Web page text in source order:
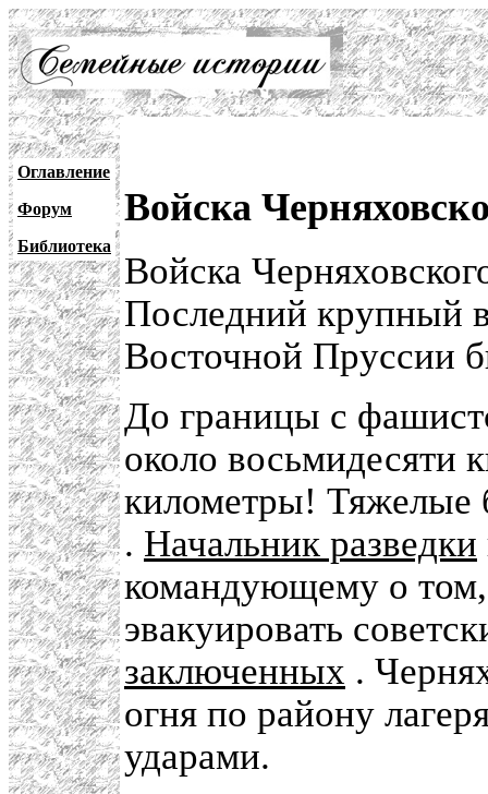
Оглавление
Форум
Библиотека
Войска
Войска
Последний крупный
Восточной Пруссии
До границы с
около восьмидесяти
километры! Тяжелые
. Начальник разведки
командующему о
эвакуировать
заключенных .
огня по району
ударами.